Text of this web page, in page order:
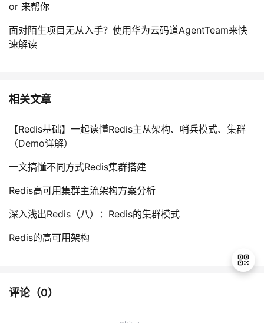
or 来帮你
面对陌生项目无从入手？使用华为云码道AgentTeam来快
速解读
相关文章
【Redis基础】一起读懂Redis主从架构、哨兵模式、集群
（Demo详解）
一文搞懂不同方式Redis集群搭建
Redis高可用集群主流架构方案分析
深入浅出Redis（八）：Redis的集群模式
Redis的高可用架构
评论（0）